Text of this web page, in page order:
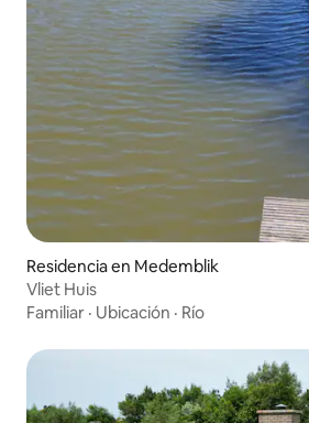
Residencia en Medemblik
Vliet Huis
Familiar · Ubicación · Río